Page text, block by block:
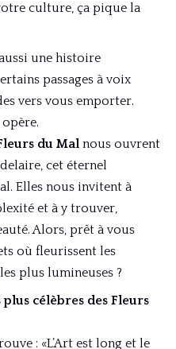
culture, ça pique la
une histoire
passages à voix
vers vous emporter.
du Mal nous ouvrent
cet éternel
Elles nous invitent à
et à y trouver,
Alors, prêt à vous
où fleurissent les
plus lumineuses ?
plus célèbres des Fleurs
: «L’Art est long et le